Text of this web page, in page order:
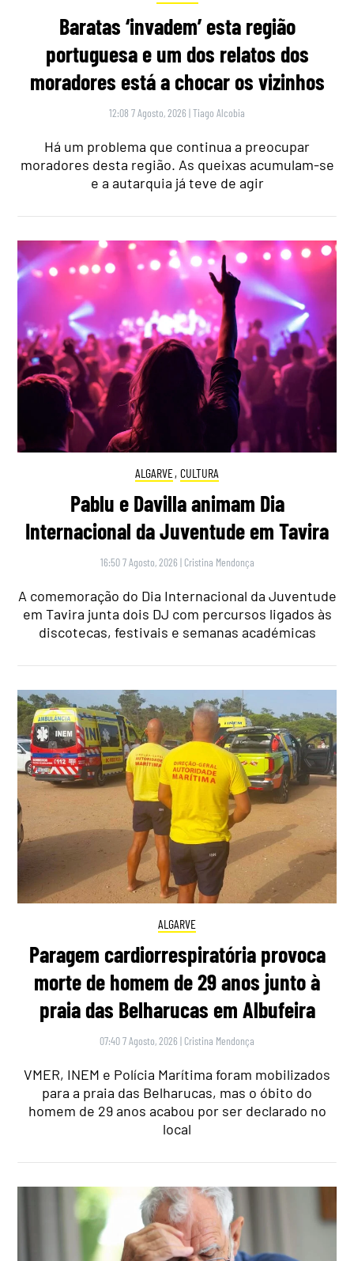
Baratas ‘invadem’ esta região
portuguesa e um dos relatos dos
moradores está a chocar os vizinhos
12:08 7 Agosto, 2026 |Tiago Alcobia
Há um problema que continua a preocupar
moradores desta região. As queixas acumulam-se
e a autarquia já teve de agir
ALGARVE, CULTURA
Pablu e Davilla animam Dia
Internacional da Juventude em Tavira
16:50 7 Agosto, 2026 | Cristina Mendonça
A comemoração do Dia Internacional da Juventude
em Tavira junta dois DJ com percursos ligados às
discotecas, festivais e semanas académicas
ALGARVE
Paragem cardiorrespiratória provoca
morte de homem de 29 anos junto à
praia das Belharucas em Albufeira
07:40 7 Agosto, 2026 | Cristina Mendonça
VMER, INEM e Polícia Marítima foram mobilizados
para a praia das Belharucas, mas o óbito do
homem de 29 anos acabou por ser declarado no
local